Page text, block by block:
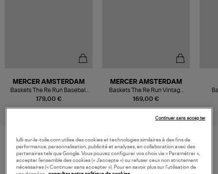
179,00 €
MERCER AMSTERDAM
Baskets The Re Run Baseball
White Green
169,00 €
MERCER AMSTERDAM
Baskets The Re Run Vintage
White Red
VOS DERNIERS PRODUITS VUS
lulli-sur-la-toile.com utilise des cookies et technologies similaires à des fins de
performance, personnalisation, publicité et analyses, en collaboration avec des
partenaires tels que Google. Vous pouvez configurer vos choix via « Paramétrer »,
accepter l’ensemble des cookies (« J’accepte ») ou refuser ceux non strictement
nécessaires (« Continuer sans accepter »). Pour en savoir plus sur l’utilisation de
Continuer sans accepter